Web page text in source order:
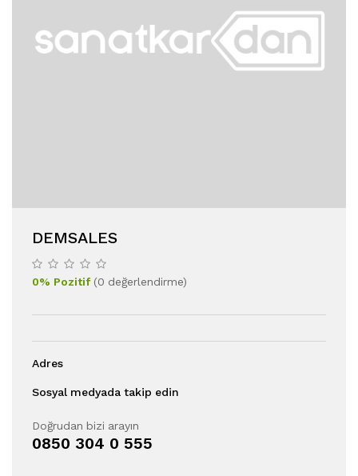
DEMSALES
0% Pozitif(0 değerlendirme)
Adres
Sosyal medyada takip edin
Doğrudan bizi arayın
0850 304 0 555